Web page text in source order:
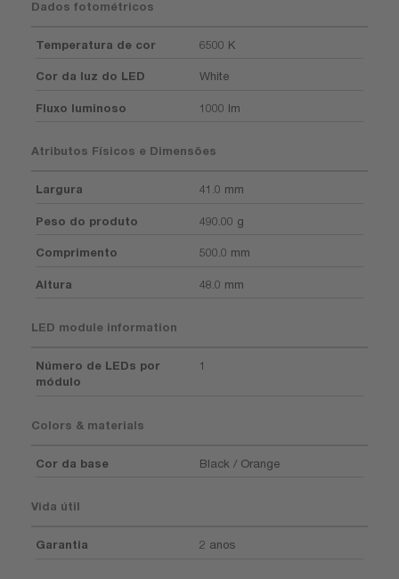
Dados fotométricos
Temperatura de cor 6500 K
Cor da luz do LED White
Fluxo luminoso 1000 lm
Atributos Físicos e Dimensões
Largura 41.0 mm
Peso do produto 490.00 g
Comprimento 500.0 mm
Altura 48.0 mm
LED module information
Número de LEDs por
módulo
1
Colors & materials
Cor da base Black / Orange
Vida útil
Garantia 2 anos